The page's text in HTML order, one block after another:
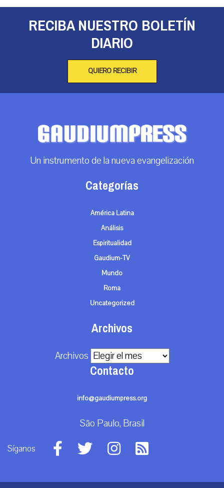
RECIBA NUESTRO BOLETÍN
DIARIO
QUIERO RECIBIR
Un instrumento de la nueva evangelización
Categorías
América Latina
Análisis
Espiritualidad
Gaudium-TV
Mundo
Roma
Uncategorized
Archivos
Archivos
Contacto
info@gaudiumpress.org
São Paulo, Brasil
Síganos